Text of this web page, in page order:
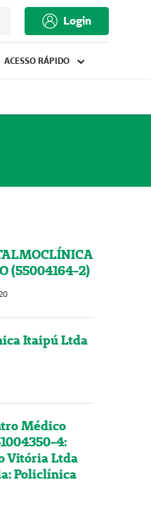
Login
ACESSO RÁPIDO
(55004164-2)
Itaipú Ltda
Médico
4:
Vitória Ltda
Policlínica